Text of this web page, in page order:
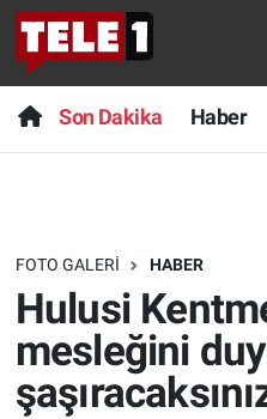
Son Dakika Haber
FOTO GALERI HABER
Hulusi
mesleğini
Anında Manşet
Başka Sohbetler
Bilim turu
Bilim ve Teknoloji
Doğa Konuşuyor
Son Dakika
Haber
Dünya
Teknoloji
Sağlık
Nöbetçi Eczaneler
Hava Durumu
Trafik Durumu
Süper Lig Puan
Tüm Manşetler